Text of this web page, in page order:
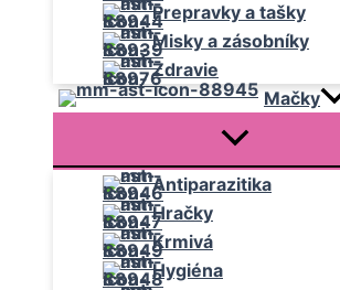
Prepravky a tašky
Misky a zásobníky
Zdravie
Mačky
Antiparazitika
Hračky
Krmivá
Hygiéna